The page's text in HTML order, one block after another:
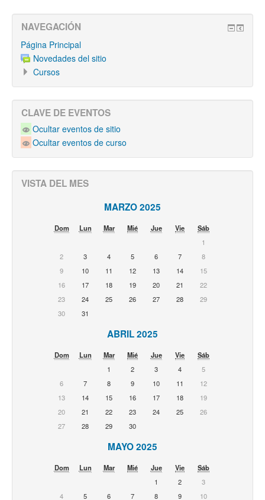
NAVEGACIÓN
Página Principal
Novedades del sitio
Cursos
CLAVE DE EVENTOS
Ocultar eventos de sitio
Ocultar eventos de curso
VISTA DEL MES
MARZO 2025
Dom Lun Mar Mié Jue Vie
Sáb
1
2
3 4 5 6 7
8
9
10 11 12 13 14
15
16
17 18 19 20 21
22
23
24 25 26 27 28
29
30
31
ABRIL 2025
Dom Lun Mar Mié Jue Vie
Sáb
1
2 3 4
5
6
7 8 9 10 11
12
13
14 15 16 17 18
19
20
21 22 23 24 25
26
27
28 29 30
MAYO 2025
Dom Lun Mar Mié Jue Vie
Sáb
1
2
3
4
5 6 7 8 9 10